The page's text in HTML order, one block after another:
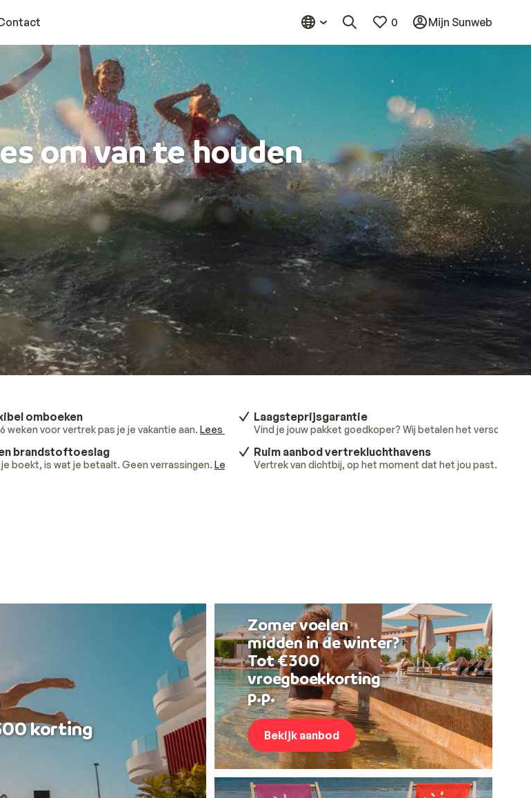
0 Mijn Sunweb
om van te houden
omboeken
weken voor vertrek pas je je vakantie aan. Lees meer
Laagsteprijsgarantie
Vind je jouw pakket goedkoper? Wij betalen het verschil.
brandstoftoeslag
je boekt, is wat je betaalt. Geen verrassingen. Lees meer.
Ruim aanbod vertrekluchthavens
Vertrek van dichtbij, op het moment dat het jou past.
korting
Zomer voelen
midden in de winter?
Tot €300
vroegboekkorting
p.p.
Bekijk aanbod